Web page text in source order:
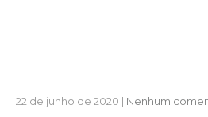
22 de junho de 2020 | Nenhum